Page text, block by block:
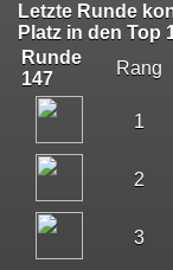
Letzte Runde
Platz in den Top
Runde
147
Rang
1
2
3